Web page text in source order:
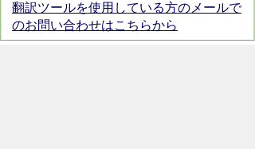
翻訳ツールを使用している方のメールで
のお問い合わせはこちらから